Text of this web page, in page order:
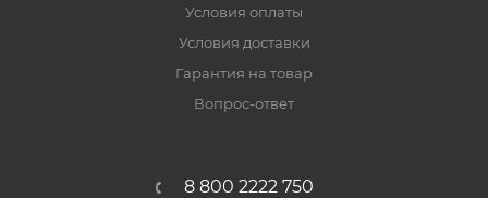
Условия оплаты
Условия доставки
Гарантия на товар
Вопрос-ответ
8 800 2222 750